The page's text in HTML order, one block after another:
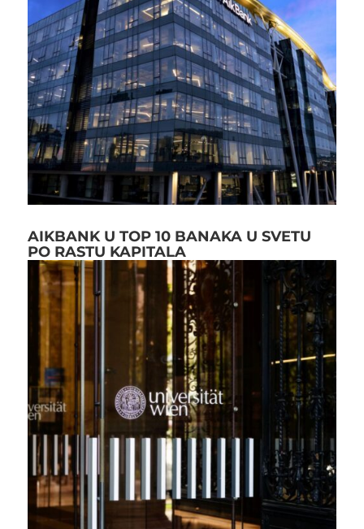
AIKBANK U TOP 10 BANAKA U SVETU
PO RASTU KAPITALA